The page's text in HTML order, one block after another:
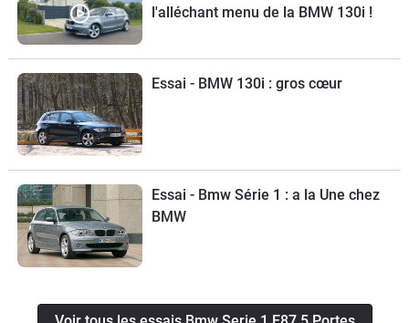
début de carrière d’une finition en retrait par rapport aux
standards de la marque, ce qui a progressivement été résolu
par des améliorations successives. Quand à la fiabilité, elle
n’amène pratiquement aucun commentaire négatif,
contrairement aux prix pratiqués en occasion, très élevés.
l'alléchant menu de la BMW 130i !
Essai - BMW 130i : gros cœur
Essai - Bmw Série 1 : a la Une chez
BMW